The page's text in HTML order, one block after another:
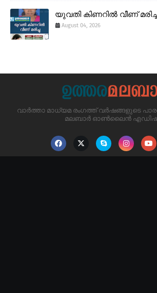
യുവതി കിണറിൽ വീണ്
August 04, 2026
വാർത്താ മാധ്യമ രംഗത്ത് വർഷങ്ങളുടെ
മലബാർ ഓൺലൈൻ